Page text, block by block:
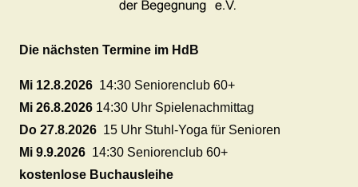
Die nächsten Termine im HdB
Mi 12.8.2026 14:30 Seniorenclub 60+
Mi 26.8.2026 14:30 Uhr Spielenachmittag
Do 27.8.2026 15 Uhr Stuhl-Yoga für Senioren
Mi 9.9.2026 14:30 Seniorenclub 60+
kostenlose Buchausleihe